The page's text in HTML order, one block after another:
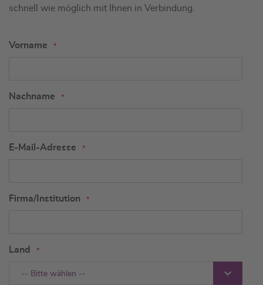
schnell wie möglich mit Ihnen in Verbindung.
Vorname
Nachname
E-Mail-Adresse
Firma/Institution
Land
-- Bitte wählen --